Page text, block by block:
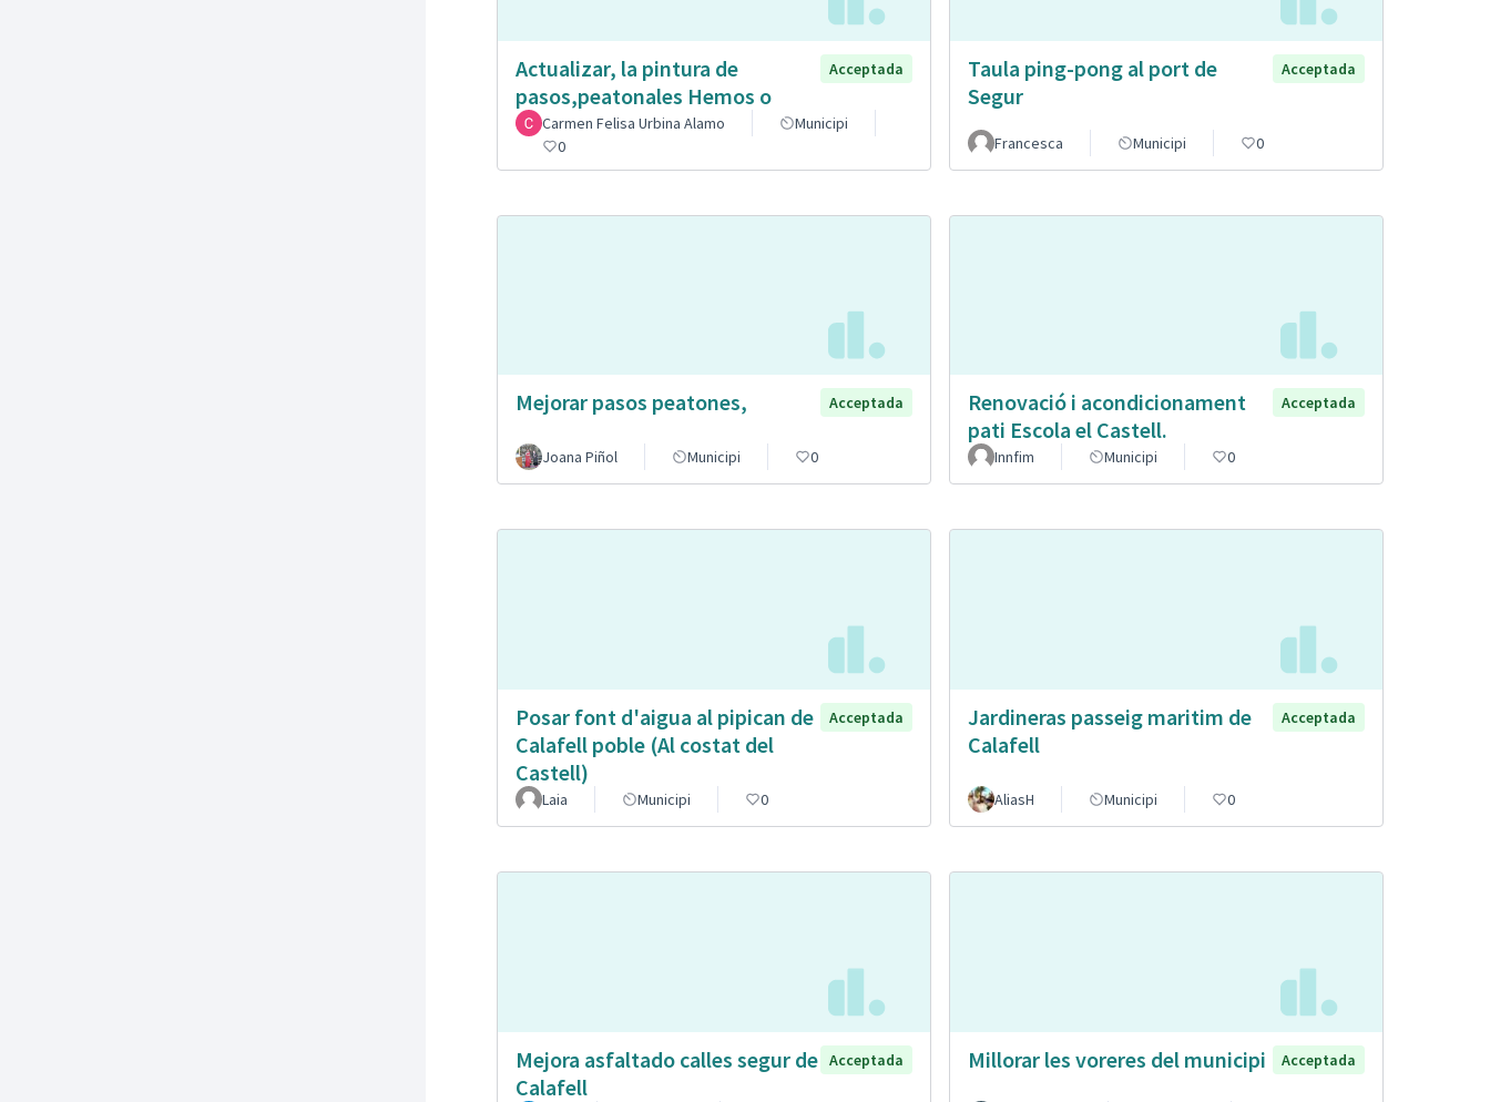
Actualizar, la pintura de
pasos,peatonales Hemos o
Acceptada
Carmen Felisa Urbina Alamo
Municipi
0
Taula ping-pong al port de
Segur
Acceptada
Francesca Municipi 0
Mejorar pasos peatones, Acceptada
Joana Piñol Municipi 0
Renovació i acondicionament
pati Escola el Castell.
Acceptada
Innfim Municipi 0
Posar font d'aigua al pipican de
Calafell poble (Al costat del
Castell)
Acceptada
Laia Municipi 0
Jardineras passeig maritim de
Calafell
Acceptada
AliasH Municipi 0
Mejora asfaltado calles segur de
Calafell
Acceptada Millorar les voreres del municipi Acceptada